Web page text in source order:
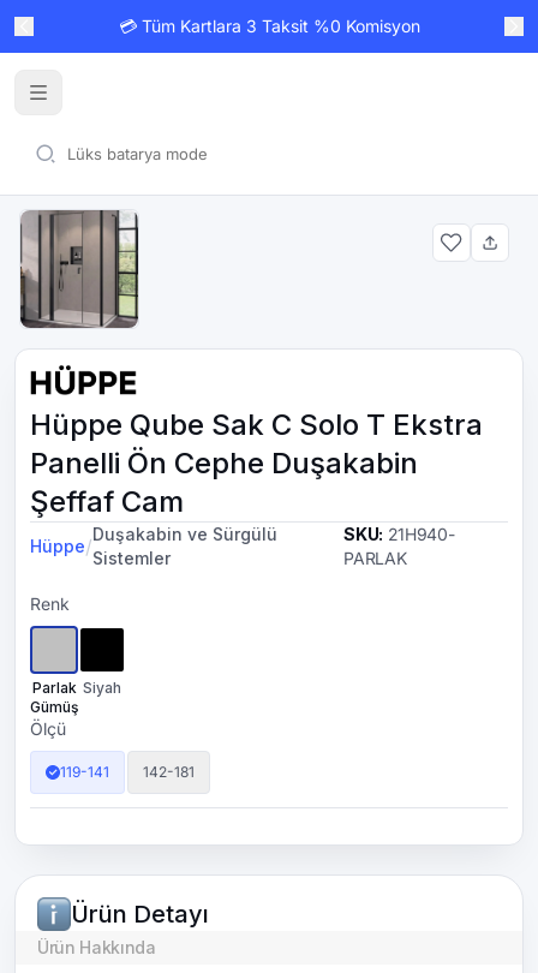
💳 Tüm Kartlara 3 Taksit %0 Komisyon
Hüppe Qube Sak C Solo T Ekstra
Panelli Ön Cephe Duşakabin
Şeffaf Cam
Hüppe/
Duşakabin ve Sürgülü
Sistemler
SKU: 21H940-
PARLAK
Renk
Parlak
Gümüş
Siyah
Ölçü
119-141 142-181
Ürün Detayı
Ürün Hakkında